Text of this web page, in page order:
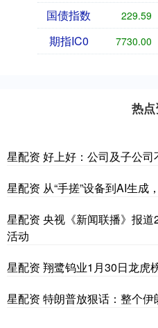
国债指数 229.59
期指IC0 7730.00
热
星配资 好上好：公司及子公
星配资 从“手搓”设备到AI生成
星配资 央视《新闻联播》报
活动
星配资 翔鹭钨业1月30日龙虎
星配资 特朗普放狠话：整个